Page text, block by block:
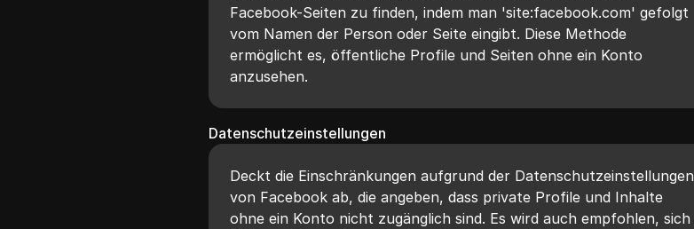
Facebook-Seiten zu finden, indem man 'site:facebook.com' gefolgt
vom Namen der Person oder Seite eingibt. Diese Methode
ermöglicht es, öffentliche Profile und Seiten ohne ein Konto
anzusehen.
Datenschutzeinstellungen
Deckt die Einschränkungen aufgrund der Datenschutzeinstellungen
von Facebook ab, die angeben, dass private Profile und Inhalte
ohne ein Konto nicht zugänglich sind. Es wird auch empfohlen, sich